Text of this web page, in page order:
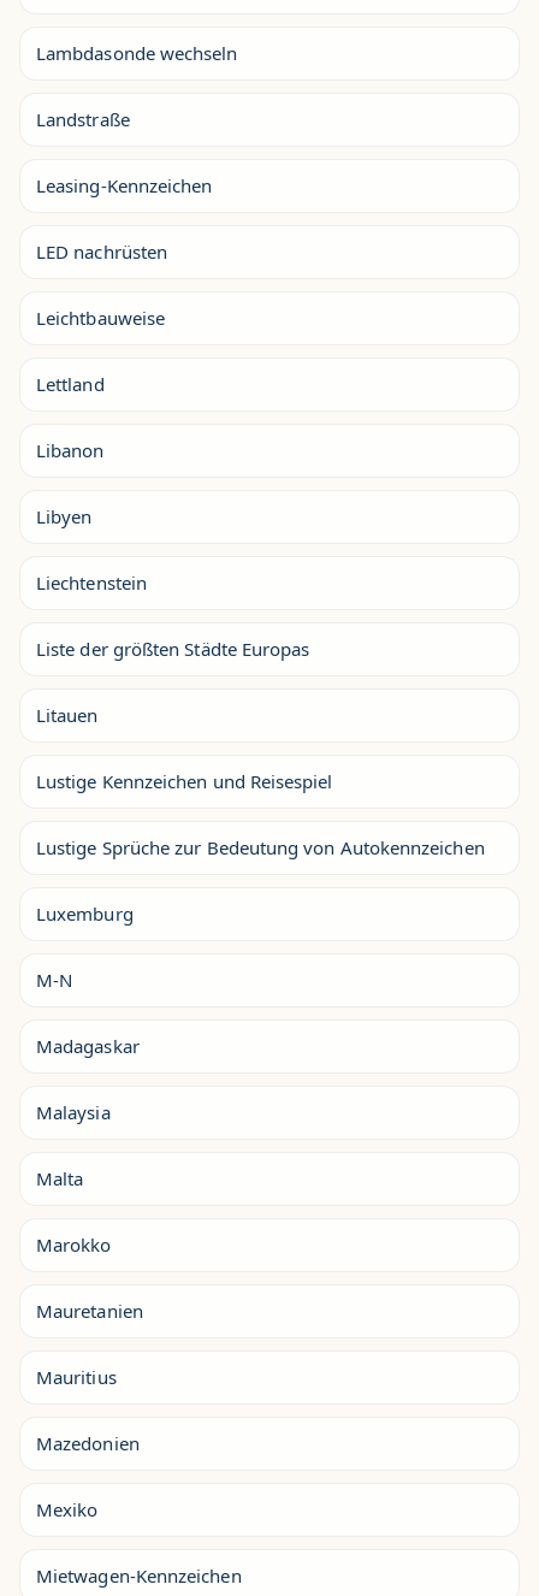
Lambdasonde wechseln
Landstraße
Leasing-Kennzeichen
LED nachrüsten
Leichtbauweise
Lettland
Libanon
Libyen
Liechtenstein
Liste der größten Städte Europas
Litauen
Lustige Kennzeichen und Reisespiel
Lustige Sprüche zur Bedeutung von Autokennzeichen
Luxemburg
M-N
Madagaskar
Malaysia
Malta
Marokko
Mauretanien
Mauritius
Mazedonien
Mexiko
Mietwagen-Kennzeichen